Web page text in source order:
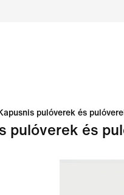
pulóverek és
pulóverek és